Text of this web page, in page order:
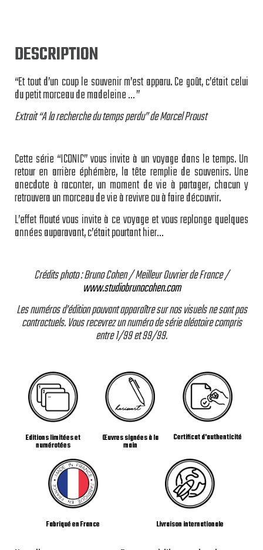
DESCRIPTION
“Et tout d’un coup le souvenir m’est apparu. Ce goût, c’était celui
du petit morceau de madeleine … ”
Extrait “A la recherche du temps perdu” de Marcel Proust
Cette série “ICONIC” vous invite à un voyage dans le temps. Un
retour en arrière éphémère, la tête remplie de souvenirs. Une
anecdote à raconter, un moment de vie à partager, chacun y
retrouvera un morceau de vie à revivre ou à faire découvrir.
L’effet flouté vous invite à ce voyage et vous replonge quelques
années auparavant, c’était pourtant hier…
Crédits photo : Bruno Cohen / Meilleur Ouvrier de France /
www.studiobrunocohen.com
Les numéros d’édition pouvant apparaître sur nos visuels ne sont pas
contractuels. Vous recevrez un numéro de série aléatoire compris
entre 1/99 et 99/99.
Editions limitées et
numérotées
Œuvres signées à la
main
Certificat d'authenticité
Fabriqué en France Livraison internationale